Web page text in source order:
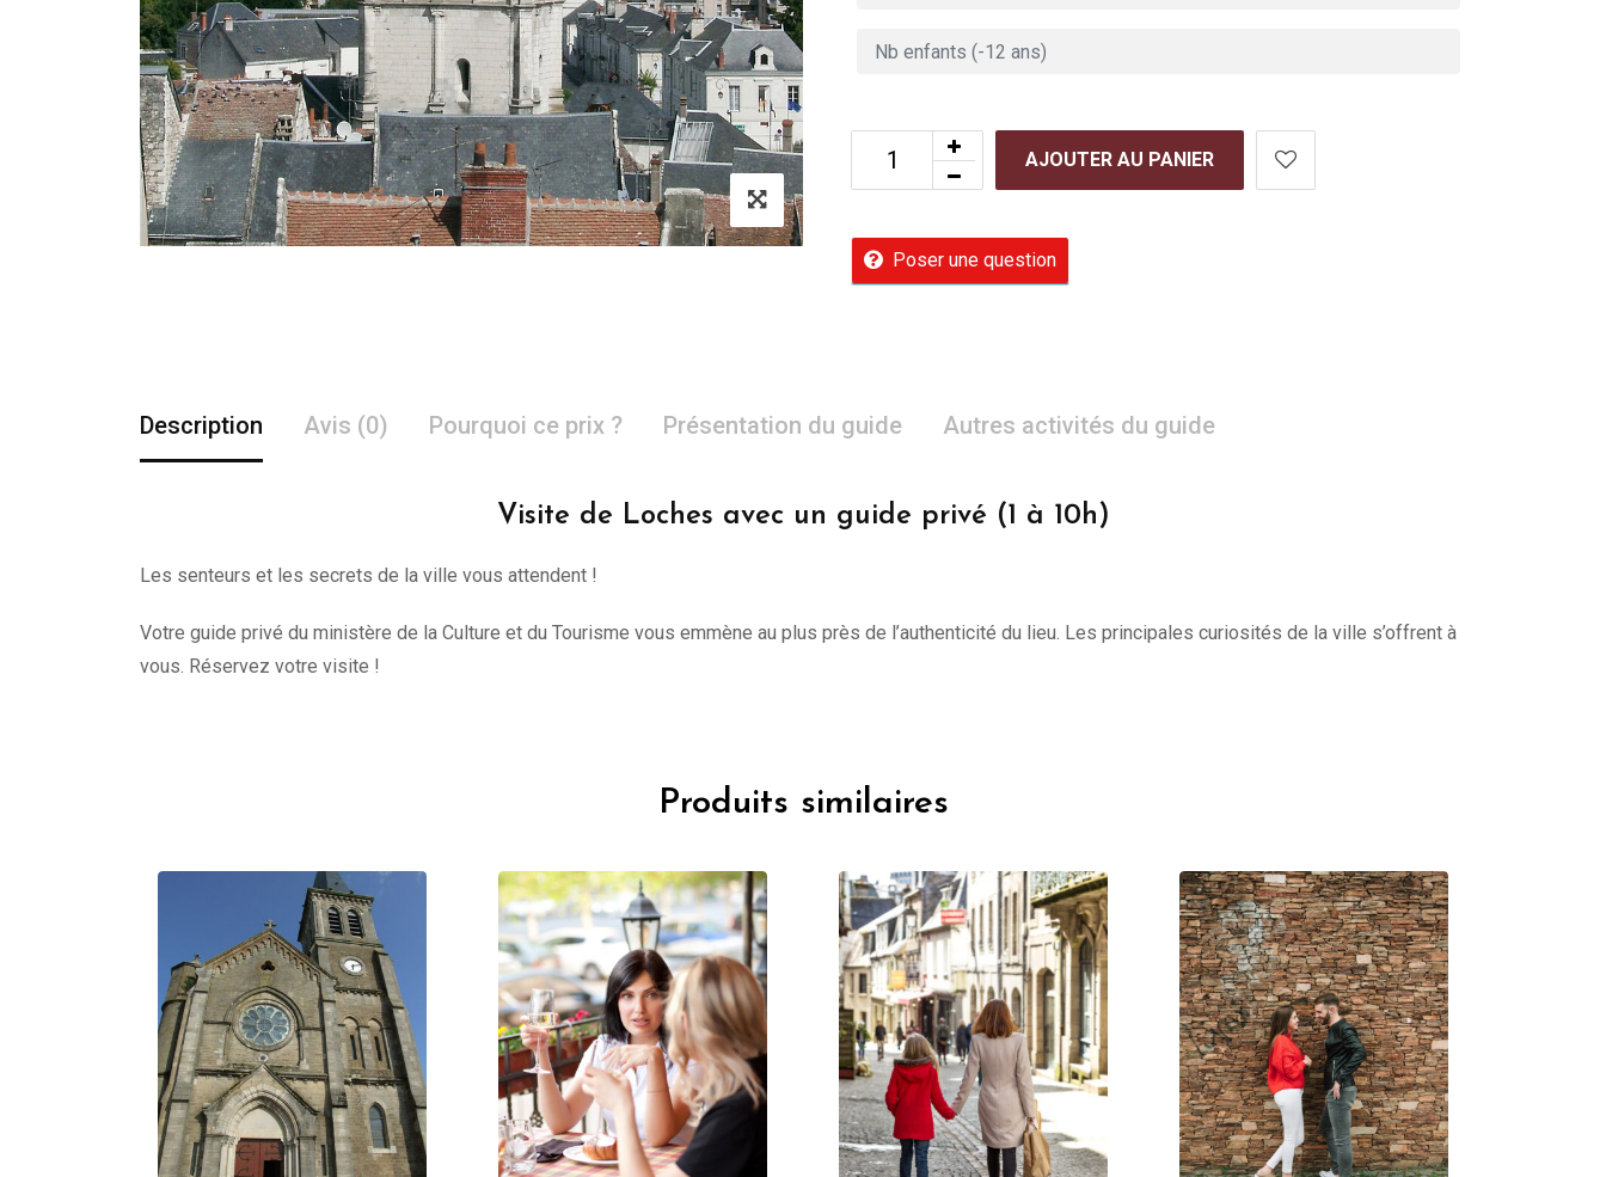
AJOUTER AU PANIER
Poser une question
Description Avis (0) Pourquoi ce prix ? Présentation du guide Autres activités du guide
Visite de Loches avec un guide privé (1 à 10h)
Les senteurs et les secrets de la ville vous attendent !
Votre guide privé du ministère de la Culture et du Tourisme vous emmène au plus près de l’authenticité du lieu. Les principales curiosités de la ville s’offrent à
vous. Réservez votre visite !
Produits similaires